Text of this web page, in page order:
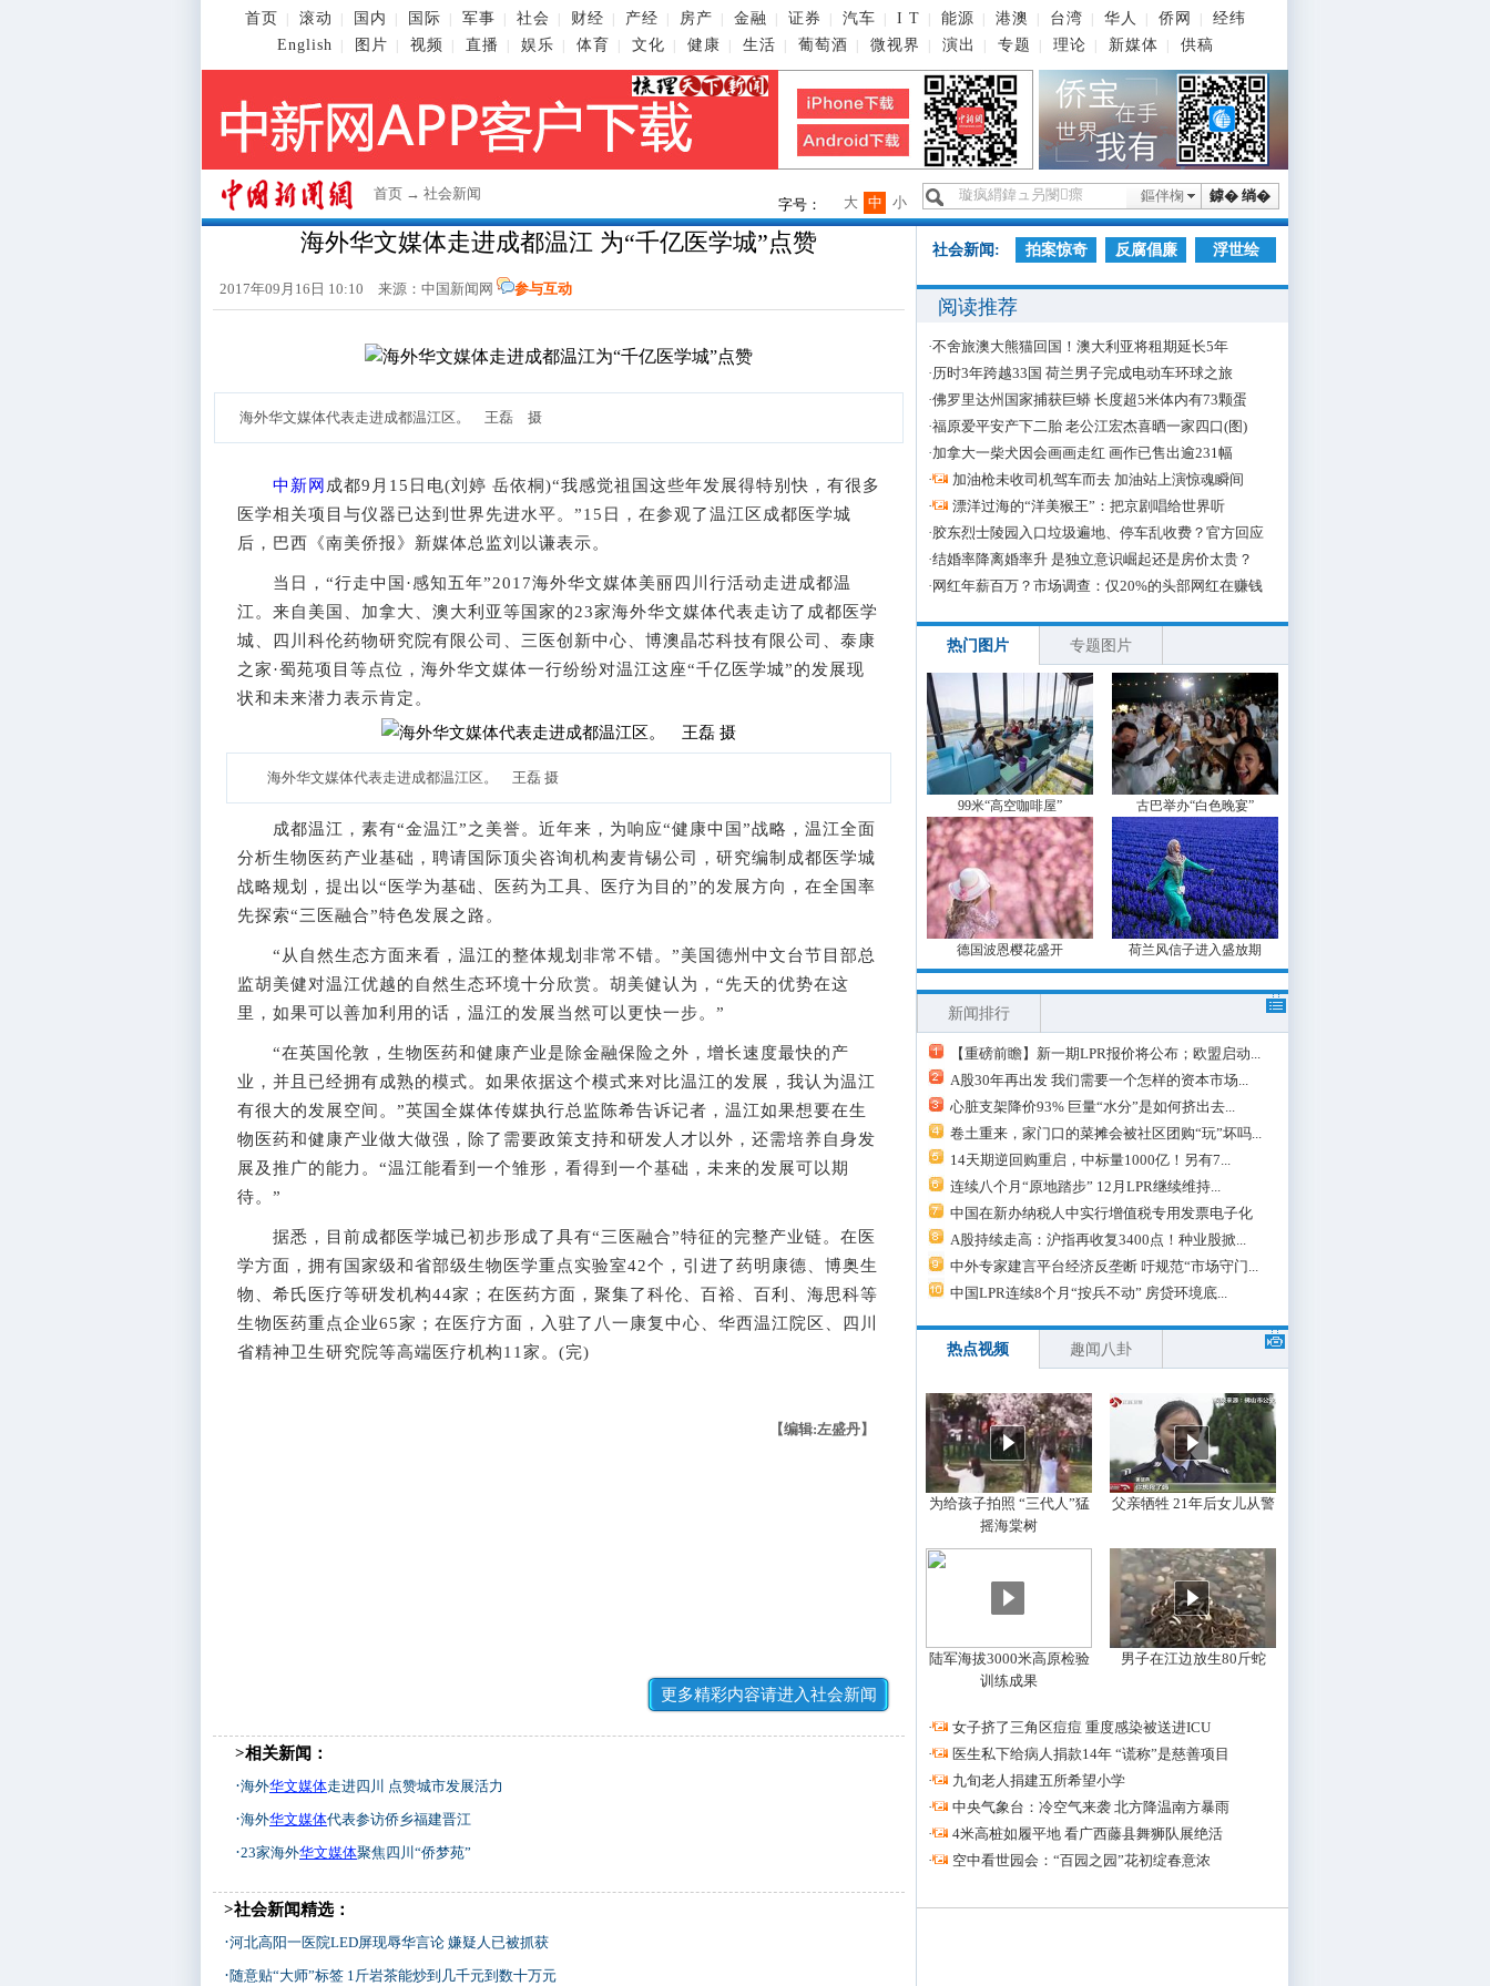
首页 滚动 国内 国际 军事 社会 财经 产经 房产 金融 证券 汽车 I T 能源 港澳 台湾 华人 侨网
经纬
English
图片 视频 直播 娱乐 体育 文化 健康 生活 葡萄酒 微视界 演出 专题 理论 新媒体 供稿
首页 → 社会新闻 鎼� 绱�
鏂伴椈
字号： 小
中
大
海外华文媒体走进成都温江 为“千亿医学城”点赞
2017年09月16日 10:10 来源： 中国新闻网 参与互动
海外华文媒体代表走进成都温江区。 王磊 摄
中新网 成都9月15日电(刘婷 岳依桐)“我感觉祖国这些年发展得特别快，有很多
医学相关项目与仪器已达到世界先进水平。”15日，在参观了温江区成都医学城
后，巴西《南美侨报》新媒体总监刘以谦表示。
当日，“行走中国·感知五年”2017海外华文媒体美丽四川行活动走进成都温
江。来自美国、加拿大、澳大利亚等国家的23家海外华文媒体代表走访了成都医学
城、四川科伦药物研究院有限公司、三医创新中心、博澳晶芯科技有限公司、泰康
之家·蜀苑项目等点位，海外华文媒体一行纷纷对温江这座“千亿医学城”的发展现
状和未来潜力表示肯定。
海外华文媒体代表走进成都温江区。 王磊 摄
成都温江，素有“金温江”之美誉。近年来，为响应“健康中国”战略，温江全面
分析生物医药产业基础，聘请国际顶尖咨询机构麦肯锡公司，研究编制成都医学城
战略规划，提出以“医学为基础、医药为工具、医疗为目的”的发展方向，在全国率
先探索“三医融合”特色发展之路。
“从自然生态方面来看，温江的整体规划非常不错。”美国德州中文台节目部总
监胡美健对温江优越的自然生态环境十分欣赏。胡美健认为，“先天的优势在这
里，如果可以善加利用的话，温江的发展当然可以更快一步。”
“在英国伦敦，生物医药和健康产业是除金融保险之外，增长速度最快的产
业，并且已经拥有成熟的模式。如果依据这个模式来对比温江的发展，我认为温江
有很大的发展空间。”英国全媒体传媒执行总监陈希告诉记者，温江如果想要在生
物医药和健康产业做大做强，除了需要政策支持和研发人才以外，还需培养自身发
展及推广的能力。“温江能看到一个雏形，看得到一个基础，未来的发展可以期
待。”
据悉，目前成都医学城已初步形成了具有“三医融合”特征的完整产业链。在医
学方面，拥有国家级和省部级生物医学重点实验室42个，引进了药明康德、博奥生
物、希氏医疗等研发机构44家；在医药方面，聚集了科伦、百裕、百利、海思科等
生物医药重点企业65家；在医疗方面，入驻了八一康复中心、华西温江院区、四川
省精神卫生研究院等高端医疗机构11家。(完)
【编辑:左盛丹】
更多精彩内容请进入社会新闻
>相关新闻：
·海外华文媒体走进四川 点赞城市发展活力
·海外华文媒体代表参访侨乡福建晋江
·23家海外华文媒体聚焦四川“侨梦苑”
>社会新闻精选：
·河北高阳一医院LED屏现辱华言论 嫌疑人已被抓获
·随意贴“大师”标签 1斤岩茶能炒到几千元到数十万元
社会新闻: 拍案惊奇 反腐倡廉 浮世绘
阅读推荐
·不舍旅澳大熊猫回国！澳大利亚将租期延长5年
·历时3年跨越33国 荷兰男子完成电动车环球之旅
·佛罗里达州国家捕获巨蟒 长度超5米体内有73颗蛋
·福原爱平安产下二胎 老公江宏杰喜晒一家四口(图)
·加拿大一柴犬因会画画走红 画作已售出逾231幅
·
加油枪未收司机驾车而去 加油站上演惊魂瞬间
·
漂洋过海的“洋美猴王”：把京剧唱给世界听
·胶东烈士陵园入口垃圾遍地、停车乱收费？官方回应
·结婚率降离婚率升 是独立意识崛起还是房价太贵？
· 网红年薪百万？市场调查：仅20%的头部网红在赚钱
热门图片 专题图片
99米“高空咖啡屋” 古巴举办“白色晚宴”
德国波恩樱花盛开 荷兰风信子进入盛放期
新闻排行
【重磅前瞻】新一期LPR报价将公布；欧盟启动...
A股30年再出发 我们需要一个怎样的资本市场...
心脏支架降价93% 巨量“水分”是如何挤出去...
卷土重来，家门口的菜摊会被社区团购“玩”坏吗...
14天期逆回购重启，中标量1000亿！另有7...
连续八个月“原地踏步” 12月LPR继续维持...
中国在新办纳税人中实行增值税专用发票电子化
A股持续走高：沪指再收复3400点！种业股掀...
中外专家建言平台经济反垄断 吁规范“市场守门...
中国LPR连续8个月“按兵不动” 房贷环境底...
热点视频 趣闻八卦
为给孩子拍照 “三代人”猛
摇海棠树
父亲牺牲 21年后女儿从警
陆军海拔3000米高原检验
训练成果
男子在江边放生80斤蛇
·
女子挤了三角区痘痘 重度感染被送进ICU
·
医生私下给病人捐款14年 “谎称”是慈善项目
·
九旬老人捐建五所希望小学
·
中央气象台：冷空气来袭 北方降温南方暴雨
·
4米高桩如履平地 看广西藤县舞狮队展绝活
·
空中看世园会：“百园之园”花初绽春意浓